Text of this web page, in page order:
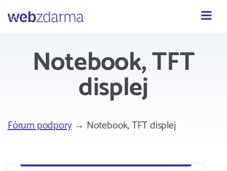
Webzdarma
Notebook, TFT
displej
Fórum podpory→ Notebook, TFT displej